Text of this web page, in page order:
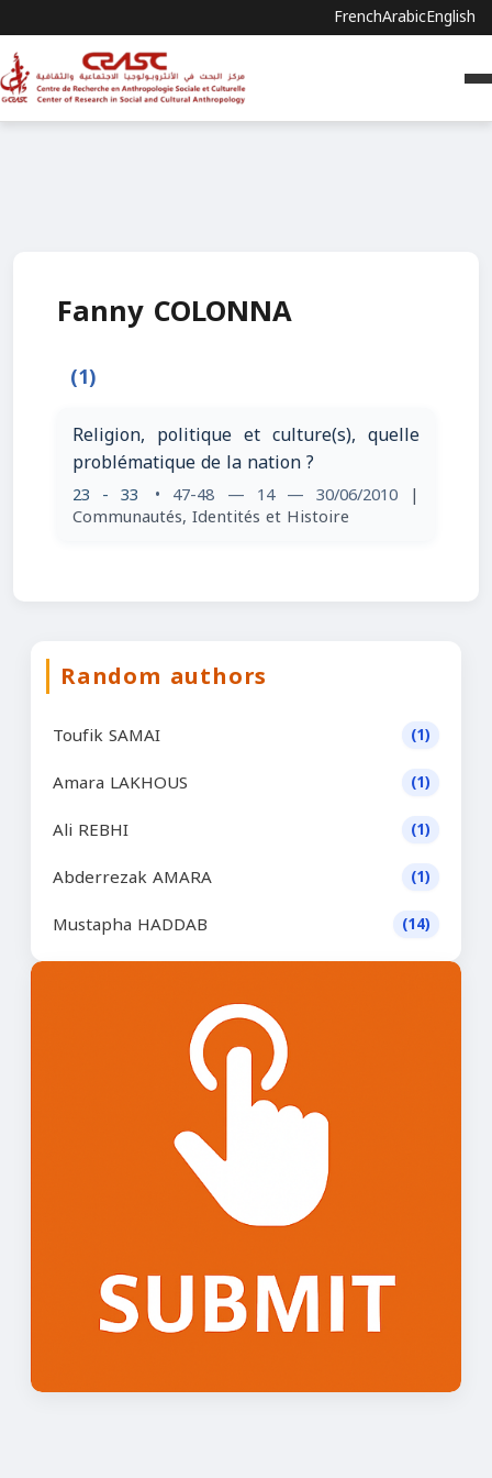
FrenchArabicEnglish
Fanny COLONNA
(1)
Religion, politique et culture(s), quelle
problématique de la nation ?
23 - 33 • 47-48 — 14 — 30/06/2010 |
Communautés, Identités et Histoire
Random authors
Toufik SAMAI (1)
Amara LAKHOUS (1)
Ali REBHI (1)
Abderrezak AMARA (1)
Mustapha HADDAB (14)